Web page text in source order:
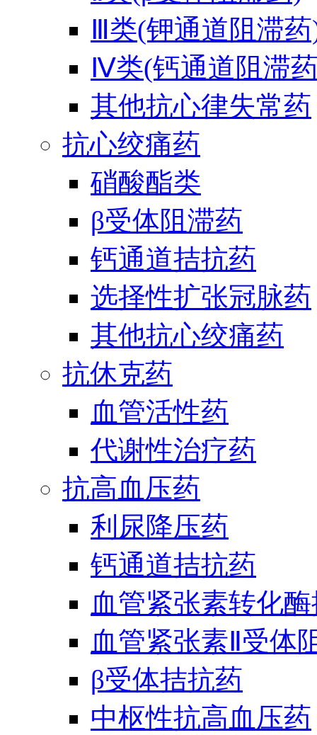
Ⅲ类(钾通道阻滞
Ⅳ类(钙通道阻滞
其他抗心律失常药
抗心绞痛药
硝酸酯类
β受体阻滞药
钙通道拮抗药
选择性扩张冠脉药
其他抗心绞痛药
抗休克药
血管活性药
代谢性治疗药
抗高血压药
利尿降压药
钙通道拮抗药
血管紧张素转化
血管紧张素Ⅱ受体
β受体拮抗药
中枢性抗高血压药